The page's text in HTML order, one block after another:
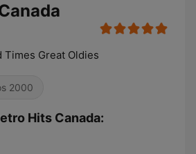
Times Great Oldies
2000
Hits Canada: